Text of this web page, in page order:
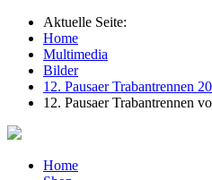
Aktuelle Seite:
Home
Multimedia
Bilder
12. Pausaer Trabantrennen
12. Pausaer Trabantrennen
Home